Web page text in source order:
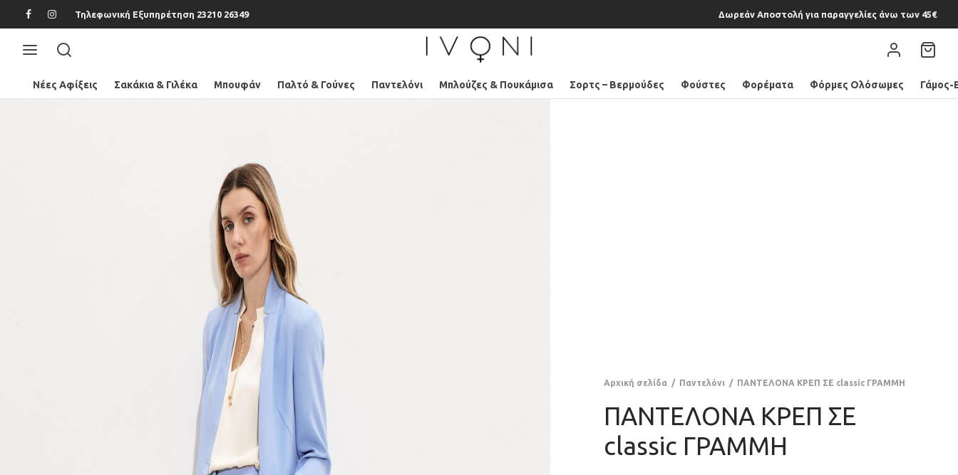
Τηλεφωνική Εξυπηρέτηση 23210 26349 Δωρεάν Αποστολή για παραγγελίες άνω των 45€
Νέες Αφίξεις Σακάκια & Γιλέκα Μπουφάν Παλτό & Γούνες Παντελόνι Μπλούζες & Πουκάμισα Σορτς – Βερμούδες Φούστες Φορέματα Φόρμες Ολόσωμες Γάμος-
Αρχική σελίδα / Παντελόνι / ΠΑΝΤΕΛΟΝΑ ΚΡΕΠ ΣΕ classic ΓΡΑΜΜΗ
ΠΑΝΤΕΛΟΝΑ ΚΡΕΠ ΣΕ
classic ΓΡΑΜΜΗ